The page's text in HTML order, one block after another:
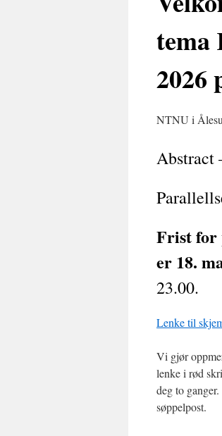
tema
2026
NTNU i
Abstract
Frist for
er 18.
23.00.
Lenke til
Vi gjør
lenke i rød
deg to
søppelpost.